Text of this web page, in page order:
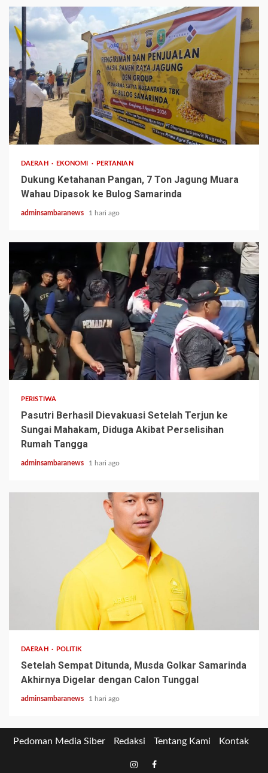
1 min read
DAERAH EKONOMI PERTANIAN
Dukung Ketahanan Pangan, 7 Ton Jagung Muara
Wahau Dipasok ke Bulog Samarinda
adminsambaranews 1 hari ago
2 min read
PERISTIWA
Pasutri Berhasil Dievakuasi Setelah Terjun ke
Sungai Mahakam, Diduga Akibat Perselisihan
Rumah Tangga
adminsambaranews 1 hari ago
DAERAH POLITIK
Setelah Sempat Ditunda, Musda Golkar Samarinda
Akhirnya Digelar dengan Calon Tunggal
adminsambaranews 1 hari ago
Pedoman Media Siber Redaksi Tentang Kami Kontak
Tiktok
InstagramFacebook